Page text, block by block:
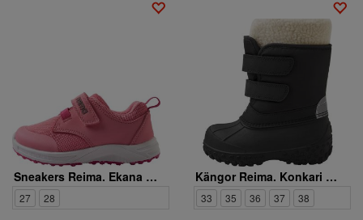
Sneakers Reima. Ekana 5400129A 4370
27 28
Kängor Reima. Konkari 5400148A 9990
33 35 36 37 38